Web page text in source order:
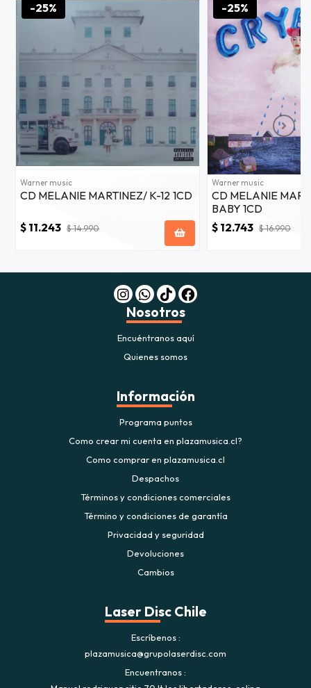
-25%
Warner music
CD MELANIE MARTINEZ/ K-12 1CD
$ 11.243 $ 14.990
-25%
Warner music
CD MELANIE
BABY 1CD
$ 12.743 $ 16.990
Nosotros
Encuéntranos aquí
Quienes somos
Información
Programa puntos
Como crear mi cuenta en plazamusica.cl?
Como comprar en plazamusica.cl
Despachos
Términos y condiciones comerciales
Término y condiciones de garantía
Privacidad y seguridad
Devoluciones
Cambios
Laser Disc Chile
Escríbenos
plazamusica@grupolaserdisc.com
Encuentranos